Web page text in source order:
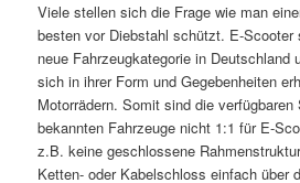
Viele stellen sich die Frage wie man
besten vor Diebstahl schützt. E-Scooter
neue Fahrzeugkategorie in Deutschland
sich in ihrer Form und Gegebenheiten
Motorrädern. Somit sind die
bekannten Fahrzeuge nicht 1:1 für E-
z.B. keine geschlossene
Ketten- oder Kabelschloss einfach über